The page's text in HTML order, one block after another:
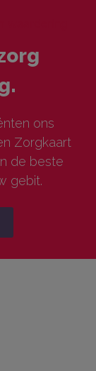
ons
Zorgkaart
de beste
gebit.